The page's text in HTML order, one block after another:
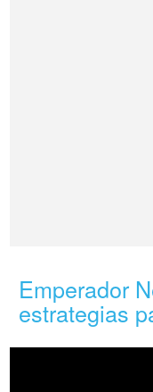
Emperador
estrategias